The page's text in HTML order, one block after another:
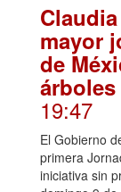
mayor
de
19:47
El Gobierno
primera
iniciativa sin